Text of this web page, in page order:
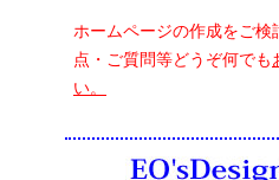
ホームページの作成をご検
点・ご質問等どうぞ何でも
い。